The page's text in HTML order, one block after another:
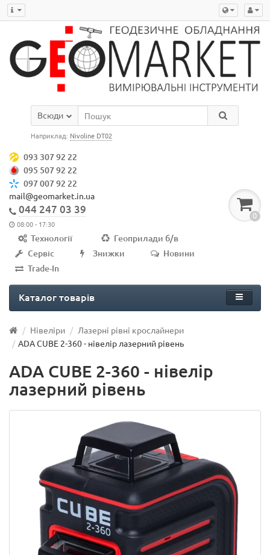
Всюди
Наприклад: Nivoline DT02
093 307 92 22
095 507 92 22
097 007 92 22
mail@geomarket.in.ua
044 247 03 39
08:00 - 17:30
0
Технології
Геоприлади б/в
Сервіс
Знижки
Новини
Trade-In
Каталог товарів
Нівеліри
Лазерні рівні крослайнери
ADA CUBE 2-360 - нівелір лазерний рівень
ADA CUBE 2-360 - нівелір
лазерний рівень